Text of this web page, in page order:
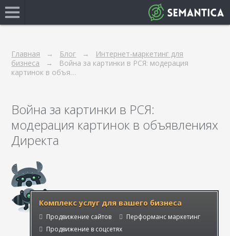
Главная Блог
Интернет-маркетинг для
бизнеса
Война за картинки в РСЯ: модерация
картинок в объя…
Война за картинки в РСЯ:
модерация картинок в объявлениях
Директа
Комплекс услуг для вашего бизнеса
Продвижение сайтов
Перформанс маркетинг
Продвижение в соцсетях